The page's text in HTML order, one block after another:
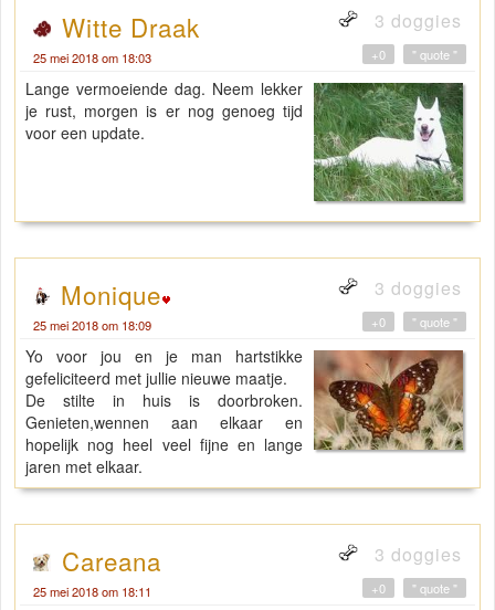
Witte Draak 3 doggies
25 mei 2018 om 18:03 " quote "
+0
Lange vermoeiende dag. Neem lekker
je rust, morgen is er nog genoeg tijd
voor een update.
Monique 3 doggies
25 mei 2018 om 18:09 " quote "
+0
Yo voor jou en je man hartstikke
gefeliciteerd met jullie nieuwe maatje.
De stilte in huis is doorbroken.
Genieten,wennen aan elkaar en
hopelijk nog heel veel fijne en lange
jaren met elkaar.
Careana 3 doggies
25 mei 2018 om 18:11 " quote "
+0